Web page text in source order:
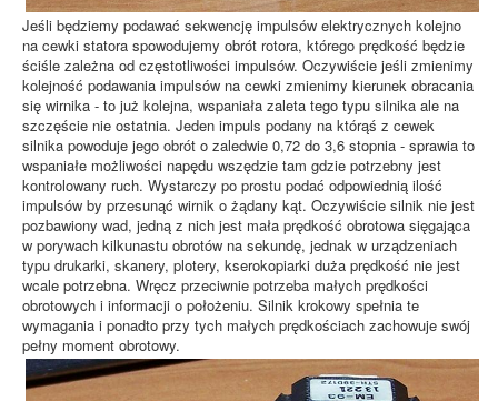
Jeśli będziemy podawać sekwencję impulsów elektrycznych kolejno
na cewki statora spowodujemy obrót rotora, którego prędkość będzie
ściśle zależna od częstotliwości impulsów. Oczywiście jeśli zmienimy
kolejność podawania impulsów na cewki zmienimy kierunek obracania
się wirnika - to już kolejna, wspaniała zaleta tego typu silnika ale na
szczęście nie ostatnia. Jeden impuls podany na którąś z cewek
silnika powoduje jego obrót o zaledwie 0,72 do 3,6 stopnia - sprawia to
wspaniałe możliwości napędu wszędzie tam gdzie potrzebny jest
kontrolowany ruch. Wystarczy po prostu podać odpowiednią ilość
impulsów by przesunąć wirnik o żądany kąt. Oczywiście silnik nie jest
pozbawiony wad, jedną z nich jest mała prędkość obrotowa sięgająca
w porywach kilkunastu obrotów na sekundę, jednak w urządzeniach
typu drukarki, skanery, plotery, kserokopiarki duża prędkość nie jest
wcale potrzebna. Wręcz przeciwnie potrzeba małych prędkości
obrotowych i informacji o położeniu. Silnik krokowy spełnia te
wymagania i ponadto przy tych małych prędkościach zachowuje swój
pełny moment obrotowy.